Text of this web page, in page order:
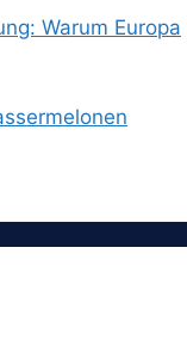
Warum Europa